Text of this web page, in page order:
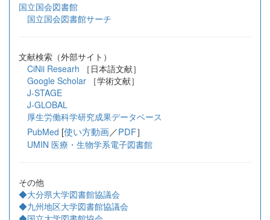
国立国会図書館
国立国会図書館サーチ
文献検索（外部サイト）
CiNii Researh ［日本語文献］
Google Scholar
［学術文献］
J-STAGE
J-GLOBAL
厚生労働科学研究成果データベース
PubMed [使い方動画／PDF］
UMIN 医療・生物学系電子図書館
その他
◆大分県大学図書館協議会
◆九州地区大学図書館協議会